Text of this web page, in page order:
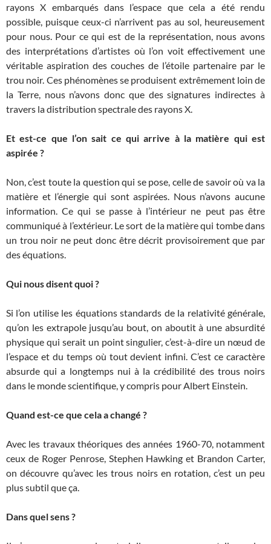
rayons X embarqués dans l’espace que cela a été rendu
possible, puisque ceux-ci n’arrivent pas au sol, heureusement
pour nous. Pour ce qui est de la représentation, nous avons
des interprétations d’artistes où l’on voit effectivement une
véritable aspiration des couches de l’étoile partenaire par le
trou noir. Ces phénomènes se produisent extrêmement loin de
la Terre, nous n’avons donc que des signatures indirectes à
travers la distribution spectrale des rayons X.
Et est-ce que l’on sait ce qui arrive à la matière qui est
aspirée ?
Non, c’est toute la question qui se pose, celle de savoir où va la
matière et l’énergie qui sont aspirées. Nous n’avons aucune
information. Ce qui se passe à l’intérieur ne peut pas être
communiqué à l’extérieur. Le sort de la matière qui tombe dans
un trou noir ne peut donc être décrit provisoirement que par
des équations.
Qui nous disent quoi ?
Si l’on utilise les équations standards de la relativité générale,
qu’on les extrapole jusqu’au bout, on aboutit à une absurdité
physique qui serait un point singulier, c’est-à-dire un nœud de
l’espace et du temps où tout devient infini. C’est ce caractère
absurde qui a longtemps nui à la crédibilité des trous noirs
dans le monde scientifique, y compris pour Albert Einstein.
Quand est-ce que cela a changé ?
Avec les travaux théoriques des années 1960-70, notamment
ceux de Roger Penrose, Stephen Hawking et Brandon Carter,
on découvre qu’avec les trous noirs en rotation, c’est un peu
plus subtil que ça.
Dans quel sens ?